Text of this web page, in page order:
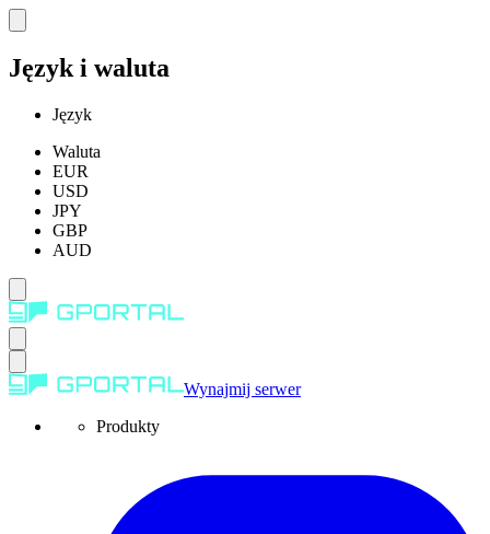
Język i waluta
Język
Waluta
EUR
USD
JPY
GBP
AUD
Wynajmij serwer
Produkty